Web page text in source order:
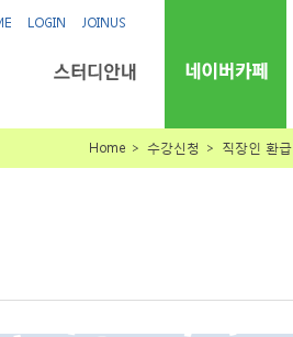
LOGIN JOINUS
Home ＞ 수강신청 ＞ 직장인 환급